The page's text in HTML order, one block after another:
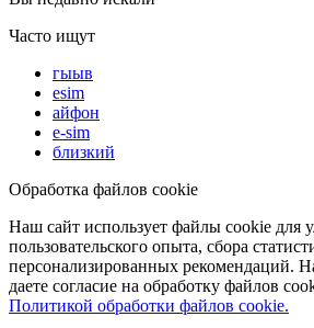
Часто ищут
гыыв
esim
айфон
e-sim
близкий
Обработка файлов cookie
Наш сайт использует файлы cookie для
пользовательского опыта, сбора
персонализированных рекомендаций.
даете согласие на обработку файлов
Политикой обработки файлов cookie.